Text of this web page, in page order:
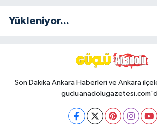
Yükleniyor...
Son Dakika Ankara Haberleri ve Ankara